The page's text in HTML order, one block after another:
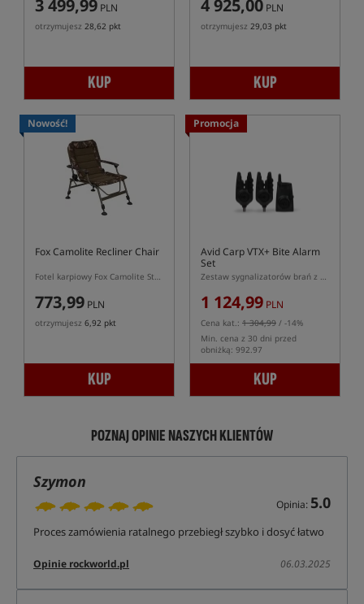
3 499,99 PLN
otrzymujesz 28,62 pkt
KUP
4 925,00 PLN
otrzymujesz 29,03 pkt
KUP
Nowość!
Fox Camolite Recliner Chair
Fotel karpiowy Fox Camolite Standard z regulacją oparcia
773,99 PLN
otrzymujesz 6,92 pkt
KUP
Promocja
Avid Carp VTX+ Bite Alarm
Set
Zestaw sygnalizatorów brań z centralką
1 124,99 PLN
Cena kat.: 1 304,99 / -14%
Min. cena z 30 dni przed
obniżką: 992.97
KUP
POZNAJ OPINIE NASZYCH KLIENTÓW
Szymon
Opinia: 5.0
Proces zamówienia ratalnego przebiegł szybko i dosyć łatwo
Opinie rockworld.pl 06.03.2025